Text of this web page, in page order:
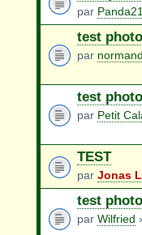
par Panda21
test
par
test photo
par Petit
TEST
par Jonas
test photo
par Wilfried